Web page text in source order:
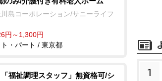
島コーポレーション/サニーライフ
円～1,300円
・パート / 東京都
「福祉調理スタッフ」無資格可/シ
1